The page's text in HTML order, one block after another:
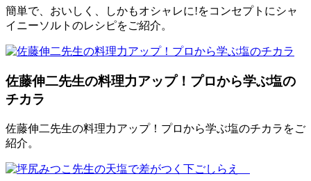
簡単で、おいしく、しかもオシャレに!をコンセプトにシャ
イニーソルトのレシピをご紹介。
佐藤伸二先生の料理力アップ！プロから学ぶ塩の
チカラ
佐藤伸二先生の料理力アップ！プロから学ぶ塩のチカラをご
紹介。